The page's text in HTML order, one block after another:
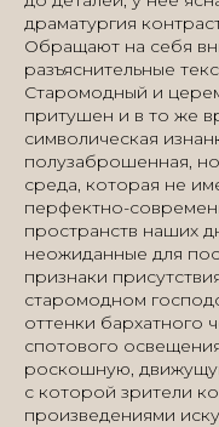
драматургия
Обращают на себя
разъяснительные
Старомодный и
притушен и в то же
символическая
полузаброшенная,
среда, которая не
перфектно-
пространств наших
неожиданные для
признаки
старомодном
оттенки бархатного
спотового
роскошную,
с которой зрители
произведениями